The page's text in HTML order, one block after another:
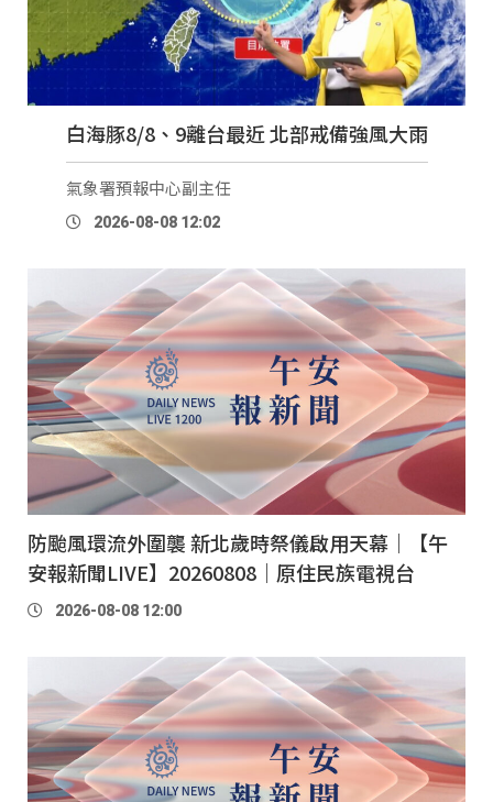
白海豚8/8、9離台最近 北部戒備強風大雨
氣象署預報中心副主任
2026-08-08 12:02
防颱風環流外圍襲 新北歲時祭儀啟用天幕｜【午
安報新聞LIVE】20260808｜原住民族電視台
2026-08-08 12:00